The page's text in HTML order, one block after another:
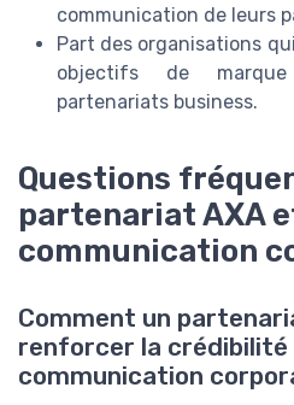
communication de leurs
Part des organisations
objectifs de
partenariats business.
Questions
partenariat AXA
communication
Comment un
renforcer la crédibilité
communication